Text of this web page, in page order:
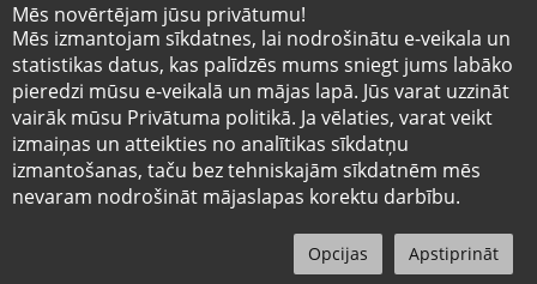
Mēs novērtējam jūsu privātumu!
Mēs izmantojam sīkdatnes, lai nodrošinātu e-veikala un
statistikas datus, kas palīdzēs mums sniegt jums labāko
pieredzi mūsu e-veikalā un mājas lapā. Jūs varat uzzināt
vairāk mūsu Privātuma politikā. Ja vēlaties, varat veikt
izmaiņas un atteikties no analītikas sīkdatņu
izmantošanas, taču bez tehniskajām sīkdatnēm mēs
nevaram nodrošināt mājaslapas korektu darbību.
Profils
0
Grozs
Sīkdatņu noteikumi
© Mazo brāļu hospitālis 2026
Pēdējais tīmekļvietnē ievietotās informācijas
atjaunošanas datums 07.08.2026